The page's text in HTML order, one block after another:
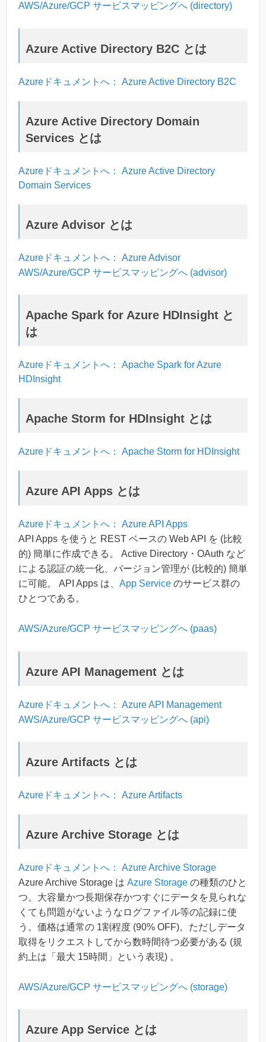
AWS/Azure/GCP サービスマッピングへ (directory)
Azure Active Directory B2C とは
Azureドキュメントへ： Azure Active Directory B2C
Azure Active Directory Domain
Services とは
Azureドキュメントへ： Azure Active Directory
Domain Services
Azure Advisor とは
Azureドキュメントへ： Azure Advisor
AWS/Azure/GCP サービスマッピングへ (advisor)
Apache Spark for Azure HDInsight と
は
Azureドキュメントへ： Apache Spark for Azure
HDInsight
Apache Storm for HDInsight とは
Azureドキュメントへ： Apache Storm for HDInsight
Azure API Apps とは
Azureドキュメントへ： Azure API Apps
API Apps を使うと REST ベースの Web API を (比較
的) 簡単に作成できる。 Active Directory・OAuth など
による認証の統一化、バージョン管理が (比較的) 簡単
に可能。 API Apps は、 App Service のサービス群の
ひとつである。
AWS/Azure/GCP サービスマッピングへ (paas)
Azure API Management とは
Azureドキュメントへ： Azure API Management
AWS/Azure/GCP サービスマッピングへ (api)
Azure Artifacts とは
Azureドキュメントへ： Azure Artifacts
Azure Archive Storage とは
Azureドキュメントへ： Azure Archive Storage
Azure Archive Storage は Azure Storage の種類のひと
つ。大容量かつ長期保存かつすぐにデータを見られな
くても問題がないようなログファイル等の記録に使
う。価格は通常の 1割程度 (90% OFF)。ただしデータ
取得をリクエストしてから数時間待つ必要がある (規
約上は「最大 15時間」という表現) 。
AWS/Azure/GCP サービスマッピングへ (storage)
Azure App Service とは